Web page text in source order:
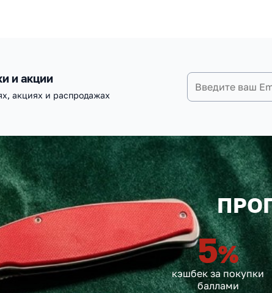
и акции
акциях и распродажах
5%
кэшбек за покупки
баллами